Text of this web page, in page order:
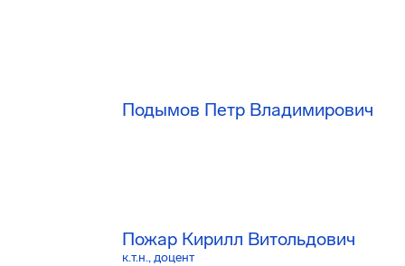
Подымов Петр Владимирович
Пожар Кирилл Витольдович
к.т.н., доцент